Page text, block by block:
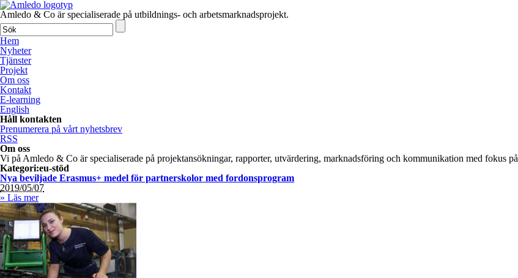
Amledo & Co är specialiserade på utbildnings- och arbetsmarknadsprojekt.
Hem
Nyheter
Tjänster
Projekt
Om oss
Kontakt
E-learning
English
Håll kontakten
Prenumerera på vårt nyhetsbrev
RSS
Om oss
Vi på Amledo & Co är specialiserade på projekt­ansökningar, rapporter, utvärdering, marknadsföring och kommunikation med fokus på
Kategori:eu-stöd
Nya beviljade Erasmus+ medel för partnerskolor med fordonsprogram
2019/05/07
» Läs mer